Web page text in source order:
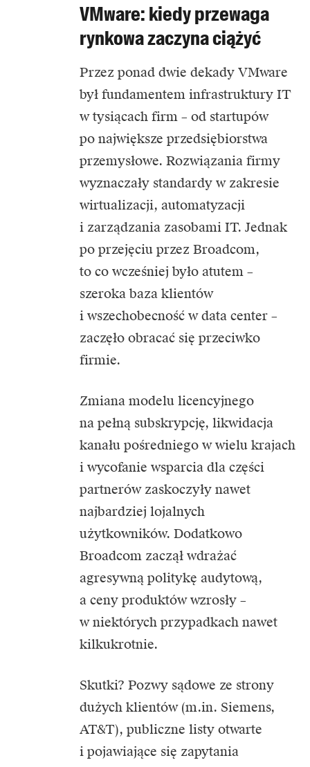
VMware: kiedy przewaga
rynkowa zaczyna ciążyć
Przez ponad dwie dekady VMware
był fundamentem infrastruktury IT
w tysiącach firm – od startupów
po największe przedsiębiorstwa
przemysłowe. Rozwiązania firmy
wyznaczały standardy w zakresie
wirtualizacji, automatyzacji
i zarządzania zasobami IT. Jednak
po przejęciu przez Broadcom,
to co wcześniej było atutem –
szeroka baza klientów
i wszechobecność w data center –
zaczęło obracać się przeciwko
firmie.
Zmiana modelu licencyjnego
na pełną subskrypcję, likwidacja
kanału pośredniego w wielu krajach
i wycofanie wsparcia dla części
partnerów zaskoczyły nawet
najbardziej lojalnych
użytkowników. Dodatkowo
Broadcom zaczął wdrażać
agresywną politykę audytową,
a ceny produktów wzrosły –
w niektórych przypadkach nawet
kilkukrotnie.
Skutki? Pozwy sądowe ze strony
dużych klientów (m.in. Siemens,
AT&T), publiczne listy otwarte
i pojawiające się zapytania